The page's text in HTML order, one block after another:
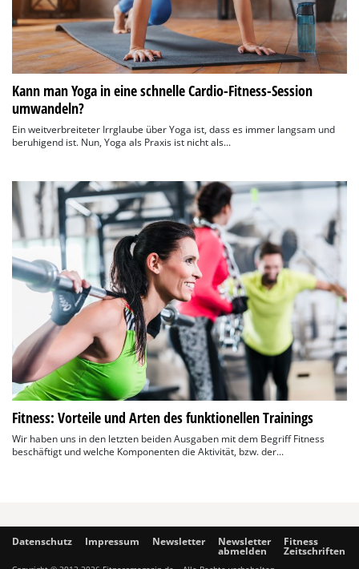
Kann man Yoga in eine schnelle Cardio-Fitness-Session
umwandeln?
Ein weitverbreiteter Irrglaube über Yoga ist, dass es immer langsam und
beruhigend ist. Nun, Yoga als Praxis ist nicht als...
Fitness: Vorteile und Arten des funktionellen Trainings
Wir haben uns in den letzten beiden Ausgaben mit dem Begriff Fitness
beschäftigt und welche Komponenten die Aktivität, bzw. der...
Datenschutz Impressum Newsletter Newsletter
abmelden
Fitness
Zeitschriften